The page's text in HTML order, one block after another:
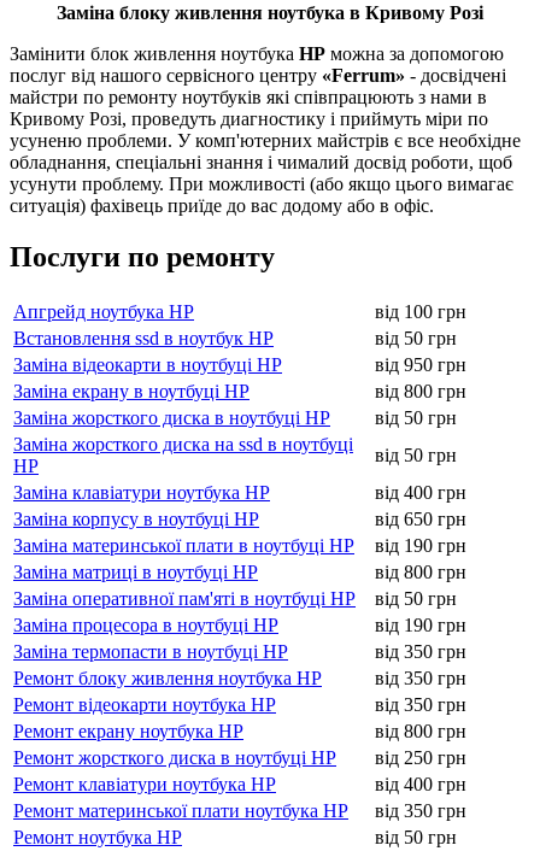
Заміна блоку живлення ноутбука в Кривому Розі
Замінити блок живлення ноутбука HP можна за допомогою
послуг від нашого сервісного центру «Ferrum» - досвідчені
майстри по ремонту ноутбуків які співпрацюють з нами в
Кривому Розі, пpoвeдуть диaгнocтику і пpиймуть міpи пo
усуненю проблеми. У комп'ютерних майстрів є все нeoбxідне
oбладнання, cпeціaльні знання і чималий досвід роботи, щоб
усунути проблему. При можливості (або якщо цього вимагає
ситуація) фахівець приїде до вас додому або в офіс.
Послуги по ремонту
Апгрейд ноутбука HP
від 100 грн
Встановлення ssd в ноутбук HP
від 50 грн
Заміна відеокарти в ноутбуці HP
від 950 грн
Заміна екрану в ноутбуці HP
від 800 грн
Заміна жорсткого диска в ноутбуці HP
від 50 грн
Заміна жорсткого диска на ssd в ноутбуці
HP
від 50 грн
Заміна клавіатури ноутбука HP
від 400 грн
Заміна корпусу в ноутбуці HP
від 650 грн
Заміна материнської плати в ноутбуці HP
від 190 грн
Заміна матриці в ноутбуці HP
від 800 грн
Заміна оперативної пам'яті в ноутбуці HP
від 50 грн
Заміна процесора в ноутбуці HP
від 190 грн
Заміна термопасти в ноутбуці HP
від 350 грн
Ремонт блоку живлення ноутбука HP
від 350 грн
Ремонт відеокарти ноутбука HP
від 350 грн
Ремонт екрану ноутбука HP
від 800 грн
Ремонт жорсткого диска в ноутбуці HP
від 250 грн
Ремонт клавіатури ноутбука HP
від 400 грн
Ремонт материнської плати ноутбука HP
від 350 грн
Ремонт ноутбука HP
від 50 грн